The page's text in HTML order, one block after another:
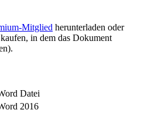
Mitglied herunterladen oder
in dem das Dokument
Datei
2016